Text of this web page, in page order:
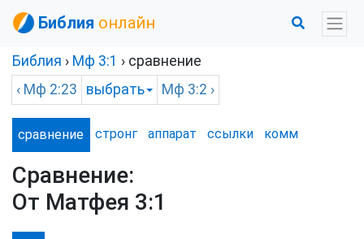
Библия онлайн
Библия › Мф 3:1 › сравнение
‹ Мф 2:23 выбрать Мф 3:2 ›
сравнение стронг аппарат ссылки комм
Сравнение:
От Матфея 3:1